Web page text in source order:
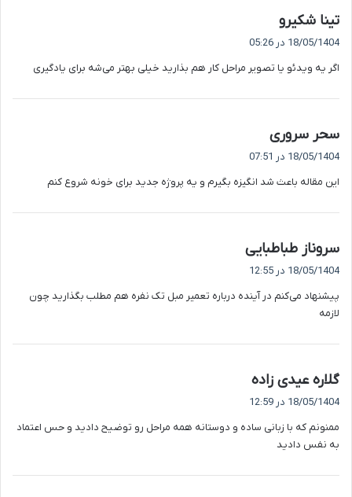
تینا شکیرو
:
18/05/1404 در 05:26
اگر یه ویدئو یا تصویر مراحل کار هم بذارید خیلی بهتر می‌شه برای یادگیری
سحر سروری
ف
:
18/05/1404 در 07:51
این مقاله باعث شد انگیزه بگیرم و یه پروژه جدید برای خونه شروع کنم
سروناز طباطبایی
:
18/05/1404 در 12:55
پیشنهاد می‌کنم در آینده درباره تعمیر مبل تک نفره هم مطلب بگذارید چون
لازمه
گلاره عیدی زاده
ف
:
18/05/1404 در 12:59
ممنونم که با زبانی ساده و دوستانه همه مراحل رو توضیح دادید و حس اعتماد
به نفس دادید